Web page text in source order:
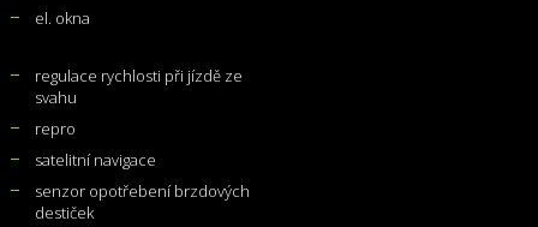
el. okna
regulace rychlosti při jízdě ze
svahu
repro
satelitní navigace
senzor opotřebení brzdových
destiček